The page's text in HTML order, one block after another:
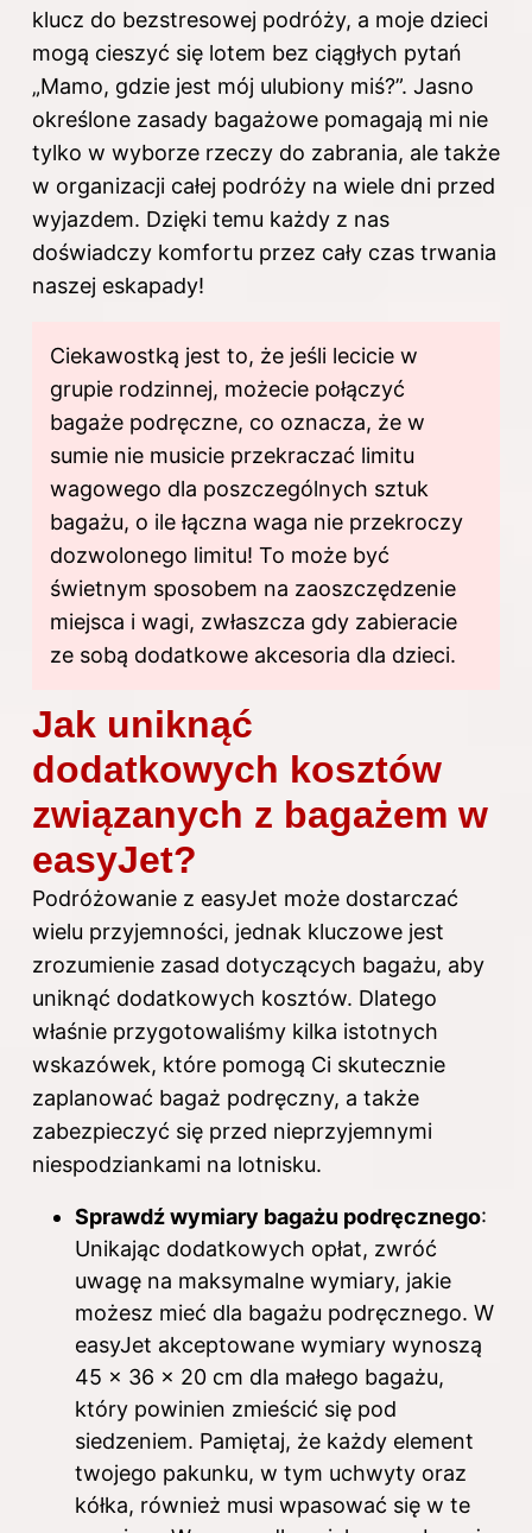
klucz do bezstresowej podróży, a moje dzieci
mogą cieszyć się lotem bez ciągłych pytań
„Mamo, gdzie jest mój ulubiony miś?”. Jasno
określone zasady bagażowe pomagają mi nie
tylko w wyborze rzeczy do zabrania, ale także
w organizacji całej podróży na wiele dni przed
wyjazdem. Dzięki temu każdy z nas
doświadczy komfortu przez cały czas trwania
naszej eskapady!
Ciekawostką jest to, że jeśli lecicie w
grupie rodzinnej, możecie połączyć
bagaże podręczne, co oznacza, że w
sumie nie musicie przekraczać limitu
wagowego dla poszczególnych sztuk
bagażu, o ile łączna waga nie przekroczy
dozwolonego limitu! To może być
świetnym sposobem na zaoszczędzenie
miejsca i wagi, zwłaszcza gdy zabieracie
ze sobą dodatkowe akcesoria dla dzieci.
Jak uniknąć
dodatkowych kosztów
związanych z bagażem w
easyJet?
Podróżowanie z easyJet może dostarczać
wielu przyjemności, jednak kluczowe jest
zrozumienie zasad dotyczących bagażu, aby
uniknąć dodatkowych kosztów. Dlatego
właśnie przygotowaliśmy kilka istotnych
wskazówek, które pomogą Ci skutecznie
zaplanować bagaż podręczny, a także
zabezpieczyć się przed nieprzyjemnymi
niespodziankami na lotnisku.
Sprawdź wymiary bagażu podręcznego:
Unikając dodatkowych opłat, zwróć
uwagę na maksymalne wymiary, jakie
możesz mieć dla bagażu podręcznego. W
easyJet akceptowane wymiary wynoszą
45 x 36 x 20 cm dla małego bagażu,
który powinien zmieścić się pod
siedzeniem. Pamiętaj, że każdy element
twojego pakunku, w tym uchwyty oraz
kółka, również musi wpasować się w te